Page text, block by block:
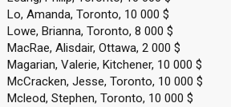
Lo, Amanda, Toronto, 10 000 $
Lowe, Brianna, Toronto, 8 000 $
MacRae, Alisdair, Ottawa, 2 000 $
Magarian, Valerie, Kitchener, 10 000 $
McCracken, Jesse, Toronto, 10 000 $
Mcleod, Stephen, Toronto, 10 000 $